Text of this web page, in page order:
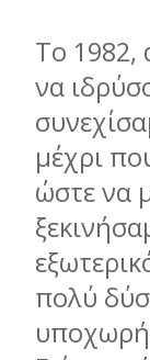
Το 1982,
να
μέχρι
ώστε να
πολύ